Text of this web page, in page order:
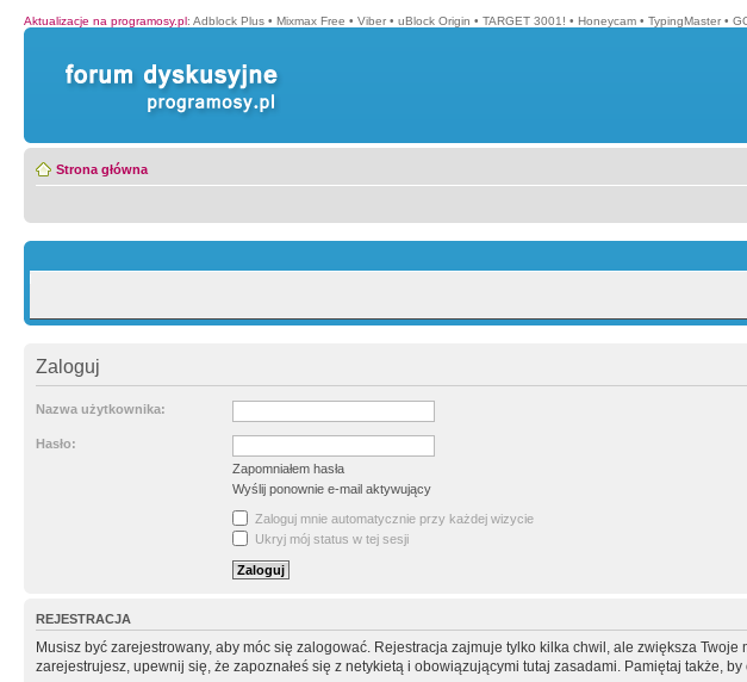
Aktualizacje na programosy.pl: Adblock Plus • Mixmax Free • Viber • uBlock Origin • TARGET 3001! • Honeycam • TypingMaster •
Strona główna
Zaloguj
Nazwa użytkownika:
Hasło:
Zapomniałem hasła
Wyślij ponownie e-mail aktywujący
Zaloguj mnie automatycznie przy każdej wizycie
Ukryj mój status w tej sesji
REJESTRACJA
Musisz być zarejestrowany, aby móc się zalogować. Rejestracja zajmuje tylko kilka chwil, ale zwiększa
zarejestrujesz, upewnij się, że zapoznałeś się z netykietą i obowiązującymi tutaj zasadami. Pamiętaj także,